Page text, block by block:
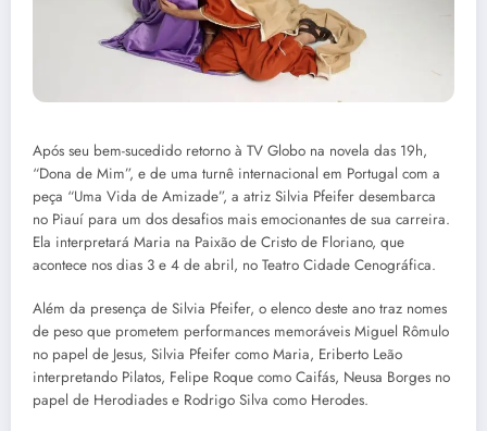
Após seu bem-sucedido retorno à TV Globo na novela das 19h,
“Dona de Mim”, e de uma turnê internacional em Portugal com a
peça “Uma Vida de Amizade”, a atriz Silvia Pfeifer desembarca
no Piauí para um dos desafios mais emocionantes de sua carreira.
Ela interpretará Maria na Paixão de Cristo de Floriano, que
acontece nos dias 3 e 4 de abril, no Teatro Cidade Cenográfica.
Além da presença de Silvia Pfeifer, o elenco deste ano traz nomes
de peso que prometem performances memoráveis Miguel Rômulo
no papel de Jesus, Silvia Pfeifer como Maria, Eriberto Leão
interpretando Pilatos, Felipe Roque como Caifás, Neusa Borges no
papel de Herodiades e Rodrigo Silva como Herodes.